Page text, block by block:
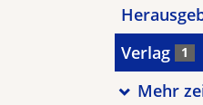
Verlag 1
Mehr